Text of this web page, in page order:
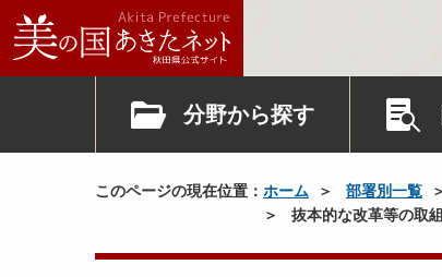
分野から探す
このページの現在位置： ホーム 部署別一覧
抜本的な改革等の取